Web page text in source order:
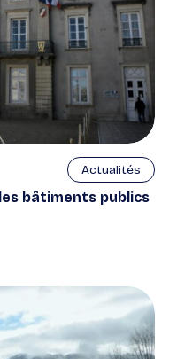
Actualités
bâtiments publics